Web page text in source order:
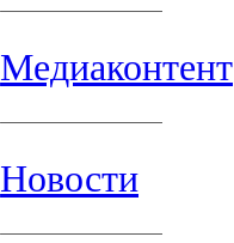
Медиаконтент
Новости